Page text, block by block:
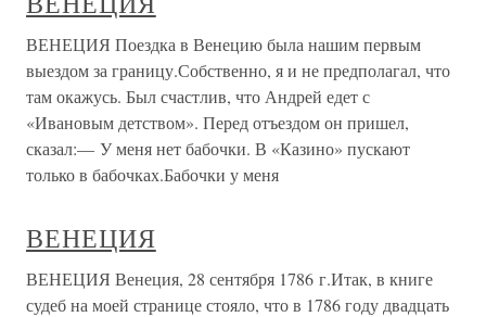
ВЕНЕЦИЯ Поездка в Венецию была нашим первым
выездом за границу.Собственно, я и не предполагал, что
там окажусь. Был счастлив, что Андрей едет с
«Ивановым детством». Перед отъездом он пришел,
сказал:— У меня нет бабочки. В «Казино» пускают
только в бабочках.Бабочки у меня
ВЕНЕЦИЯ
ВЕНЕЦИЯ Венеция, 28 сентября 1786 г.Итак, в книге
судеб на моей странице стояло, что в 1786 году двадцать